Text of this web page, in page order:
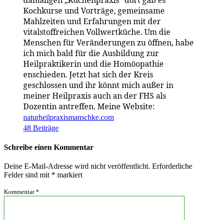
Kochkurse und Vorträge, gemeinsame
Mahlzeiten und Erfahrungen mit der
vitalstoffreichen Vollwertküche. Um die
Menschen für Veränderungen zu öffnen, habe
ich mich bald für die Ausbildung zur
Heilpraktikerin und die Homöopathie
enschieden. Jetzt hat sich der Kreis
geschlossen und ihr könnt mich außer in
meiner Heilpraxis auch an der FHS als
Dozentin antreffen. Meine Website:
naturheilpraxismanschke.com
48 Beiträge
Schreibe einen Kommentar
Deine E-Mail-Adresse wird nicht veröffentlicht. Erforderliche
Felder sind mit * markiert
Kommentar*